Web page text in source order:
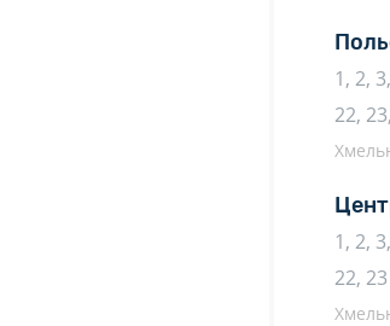
1, 2,
22,
1, 2,
22, 23